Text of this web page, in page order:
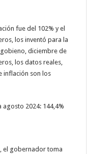
fue del 102% y el
los inventó para la
diciembre de
los datos reales,
inflación son los
2024: 144,4%
el gobernador toma